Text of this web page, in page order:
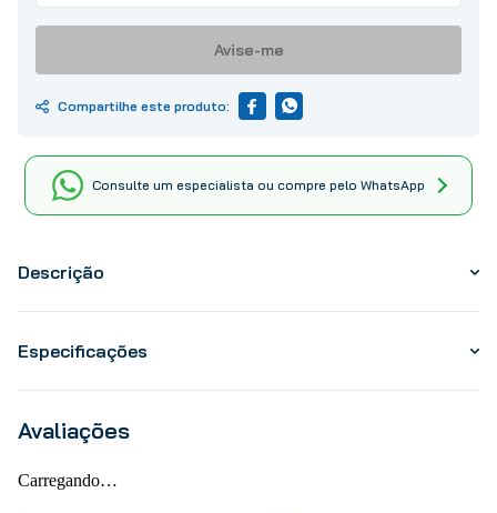
Avise-me
Consulte um especialista ou compre pelo WhatsApp
Descrição
Especificações
Avaliações
Carregando…